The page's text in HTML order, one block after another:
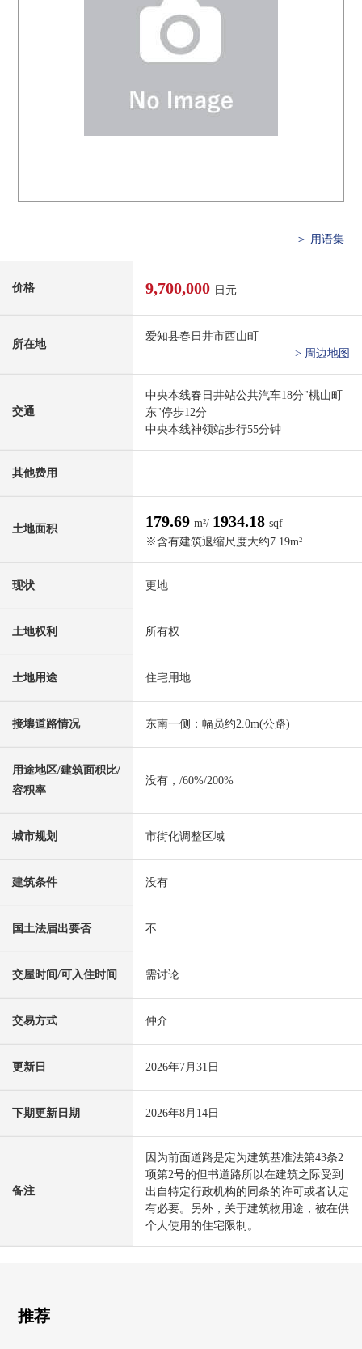
＞ 用语集
价格 9,700,000 日元
所在地
爱知县春日井市西山町
> 周边地图
交通
中央本线春日井站公共汽车18分"桃山町
东"停歩12分
中央本线神领站步行55分钟
其他费用
土地面积 179.69 m²/ 1934.18 sqf
※含有建筑退缩尺度大约7.19m²
现状 更地
土地权利 所有权
土地用途 住宅用地
接壤道路情况 东南一侧：幅员约2.0m(公路)
用途地区/建筑面积比/
容积率
没有，/60%/200%
城市规划 市街化调整区域
建筑条件 没有
国土法届出要否 不
交屋时间/可入住时间 需讨论
交易方式 仲介
更新日 2026年7月31日
下期更新日期 2026年8月14日
备注
因为前面道路是定为建筑基准法第43条2
项第2号的但书道路所以在建筑之际受到
出自特定行政机构的同条的许可或者认定
有必要。另外，关于建筑物用途，被在供
个人使用的住宅限制。
推荐